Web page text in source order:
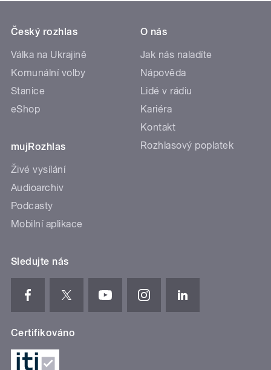
Český rozhlas
Válka na Ukrajině
Komunální volby
Stanice
eShop
mujRozhlas
Živé vysílání
Audioarchiv
Podcasty
Mobilní aplikace
O nás
Jak nás naladíte
Nápověda
Lidé v rádiu
Kariéra
Kontakt
Rozhlasový poplatek
Sledujte nás
Certifikováno